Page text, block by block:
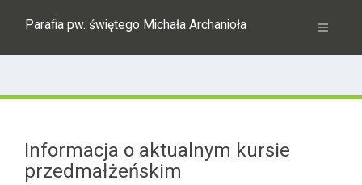
Parafia pw. świętego Michała Archanioła
Informacja o aktualnym kursie
przedmałżeńskim